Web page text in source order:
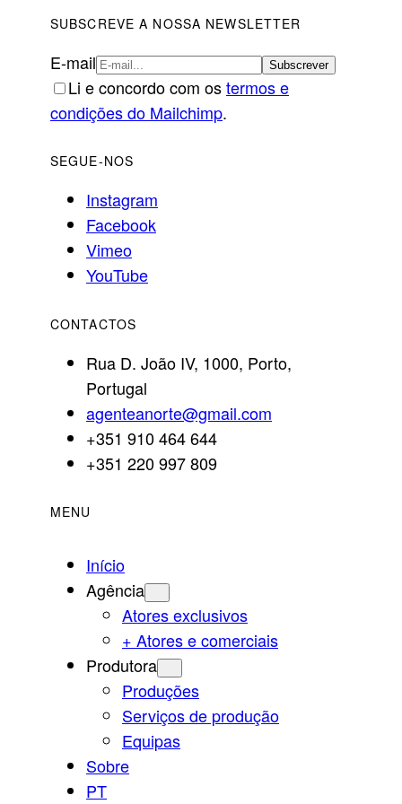
SUBSCREVE A NOSSA NEWSLETTER
E-mail
Li e concordo com ostermos e
condições do Mailchimp.
SEGUE-NOS
Instagram
Facebook
Vimeo
YouTube
CONTACTOS
Rua D. João IV, 1000, Porto,
Portugal
agenteanorte@gmail.com
+351 910 464 644
+351 220 997 809
MENU
Início
Agência
Atores exclusivos
+ Atores e comerciais
Produtora
Produções
Serviços de produção
Equipas
Sobre
PT